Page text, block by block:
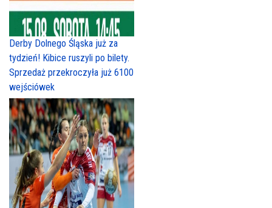
Derby Dolnego Śląska już za
tydzień! Kibice ruszyli po bilety.
Sprzedaż przekroczyła już 6100
wejściówek